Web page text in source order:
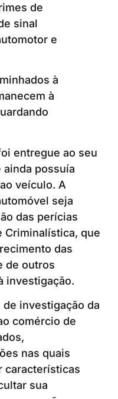
de
sinal
e
à
à
entregue ao seu
possuía
veículo. A
seja
das perícias
Criminalística, que
das
de outros
investigação.
investigação da
comércio de
nas quais
características
sua